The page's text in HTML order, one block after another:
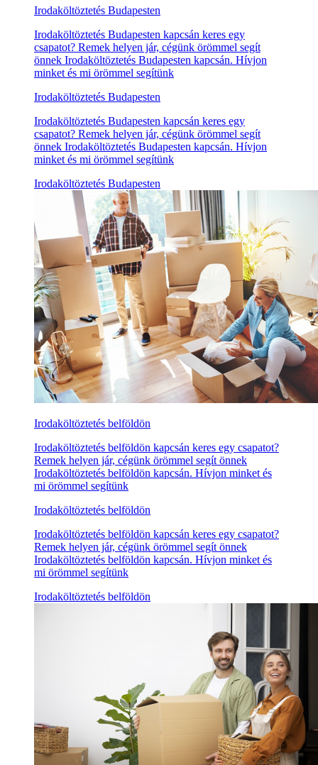
Irodaköltöztetés Budapesten
Irodaköltöztetés Budapesten kapcsán keres egy
csapatot? Remek helyen jár, cégünk örömmel segít
önnek Irodaköltöztetés Budapesten kapcsán. Hívjon
minket és mi örömmel segítünk
Irodaköltöztetés Budapesten
Irodaköltöztetés Budapesten kapcsán keres egy
csapatot? Remek helyen jár, cégünk örömmel segít
önnek Irodaköltöztetés Budapesten kapcsán. Hívjon
minket és mi örömmel segítünk
Irodaköltöztetés Budapesten
Irodaköltöztetés belföldön
Irodaköltöztetés belföldön kapcsán keres egy csapatot?
Remek helyen jár, cégünk örömmel segít önnek
Irodaköltöztetés belföldön kapcsán. Hívjon minket és
mi örömmel segítünk
Irodaköltöztetés belföldön
Irodaköltöztetés belföldön kapcsán keres egy csapatot?
Remek helyen jár, cégünk örömmel segít önnek
Irodaköltöztetés belföldön kapcsán. Hívjon minket és
mi örömmel segítünk
Irodaköltöztetés belföldön